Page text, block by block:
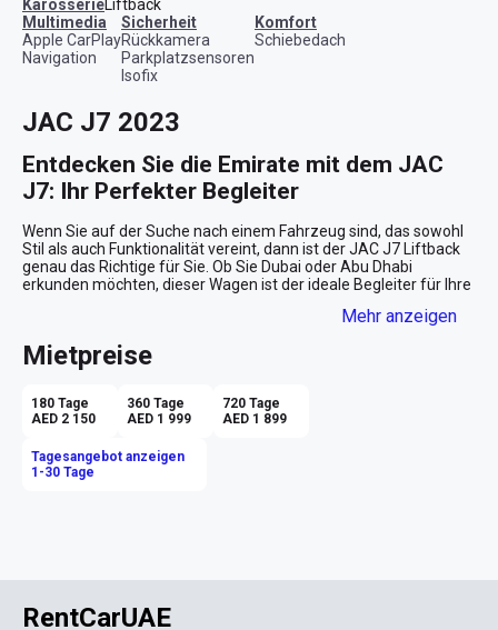
KarosserieLiftback
Multimedia
Apple CarPlay
Navigation
Sicherheit
Rückkamera
Parkplatzsensoren
Isofix
Komfort
Schiebedach
JAC J7 2023
Entdecken Sie die Emirate mit dem JAC
J7: Ihr Perfekter Begleiter
Wenn Sie auf der Suche nach einem Fahrzeug sind, das sowohl
Stil als auch Funktionalität vereint, dann ist der JAC J7 Liftback
genau das Richtige für Sie. Ob Sie Dubai oder Abu Dhabi
erkunden möchten, dieser Wagen ist der ideale Begleiter für Ihre
Lassen Sie sich von seiner beeindruckenden Präsenz und den
Erlebnis machen.
Design, das Blicke auf sich zieht
einem auffälligen Blau, das die Aufmerksamkeit auf sich zieht,
egal wo Sie fahren. Dieser Liftback strahlt eine Dynamik aus, die
Die geräumige Innenausstattung des J7 ist für maximalen
Mehr anzeigen
Mietpreise
180 Tage
AED 2 150
360 Tage
AED 1 999
720 Tage
AED 1 899
Tagesangebot anzeigen
1-30 Tage
RentCarUAE